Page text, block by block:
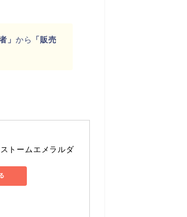
」 から
「販売
トームエメラルダ